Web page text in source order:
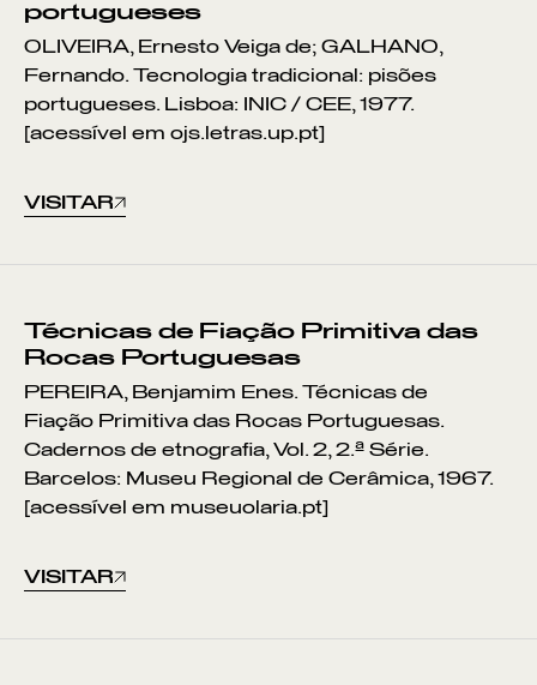
portugueses
OLIVEIRA, Ernesto Veiga de; GALHANO,
Fernando. Tecnologia tradicional: pisões
portugueses. Lisboa: INIC / CEE, 1977.
[acessível em ojs.letras.up.pt]
VISITAR
Técnicas de Fiação Primitiva das
Rocas Portuguesas
PEREIRA, Benjamim Enes. Técnicas de
Fiação Primitiva das Rocas Portuguesas.
Cadernos de etnografia, Vol. 2, 2.ª Série.
Barcelos: Museu Regional de Cerâmica, 1967.
[acessível em museuolaria.pt]
VISITAR